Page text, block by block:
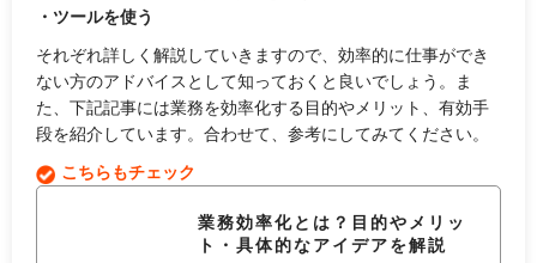
・ツールを使う
それぞれ詳しく解説していきますので、効率的に仕事ができ
ない方のアドバイスとして知っておくと良いでしょう。ま
た、下記記事には業務を効率化する目的やメリット、有効手
段を紹介しています。合わせて、参考にしてみてください。
こちらもチェック
業務効率化とは？目的やメリッ
ト・具体的なアイデアを解説